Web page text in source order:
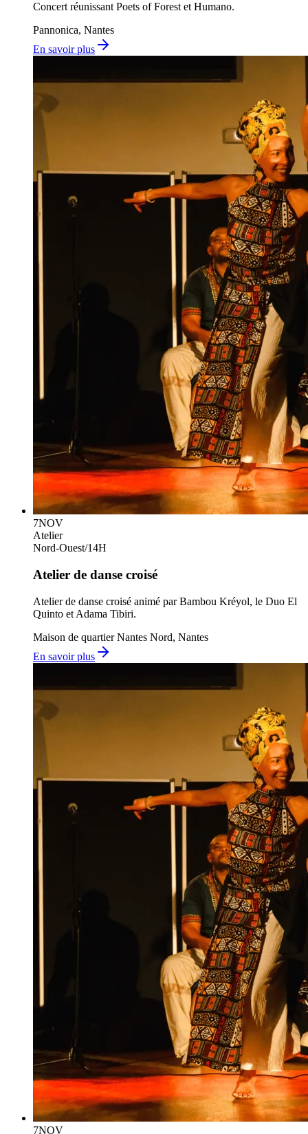
Concert réunissant Poets of Forest et Humano.
Pannonica, Nantes
En savoir plus
7NOV
Atelier
Nord-Ouest/14H
Atelier de danse croisé
Atelier de danse croisé animé par Bambou Kréyol, le Duo El
Quinto et Adama Tibiri.
Maison de quartier Nantes Nord, Nantes
En savoir plus
7NOV